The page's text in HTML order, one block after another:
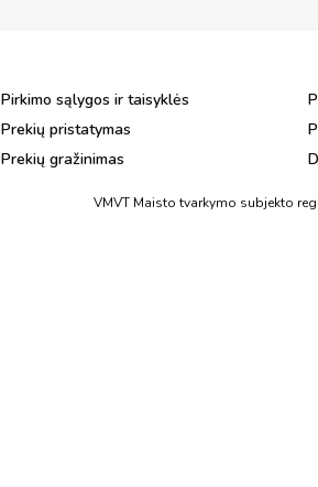
Pirkimo sąlygos ir taisyklės
Prekių pristatymas
Prekių gražinimas
VMVT Maisto tvarkymo subjekto